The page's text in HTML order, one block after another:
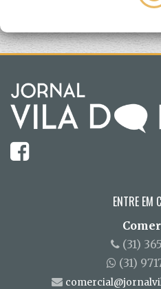
ENTRE EM
(31)
(31)